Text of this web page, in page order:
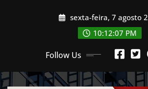
sexta-feira, 7 agosto
10:12:09 PM
Follow Us